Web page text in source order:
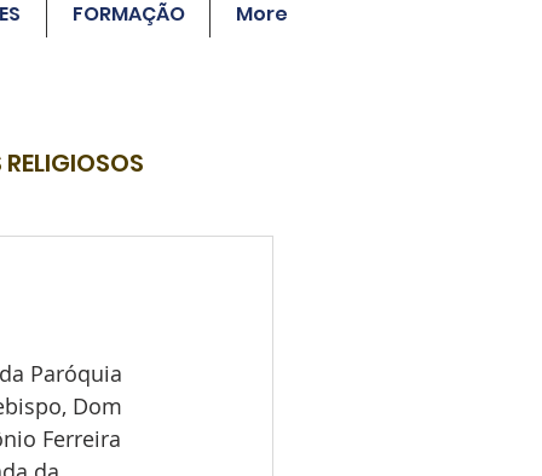
FORMAÇÃO More
RELIGIOSOS
Paróquia
Dom
Ferreira